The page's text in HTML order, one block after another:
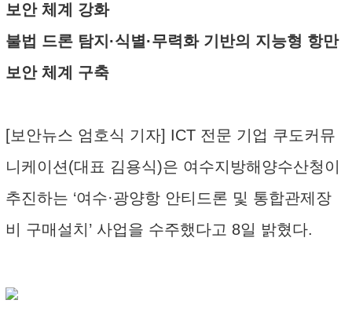
보안 체계 강화
불법 드론 탐지·식별·무력화 기반의 지능형 항만
보안 체계 구축
[보안뉴스 엄호식 기자] ICT 전문 기업 쿠도커뮤
니케이션(대표 김용식)은 여수지방해양수산청이
추진하는 ‘여수·광양항 안티드론 및 통합관제장
비 구매설치’ 사업을 수주했다고 8일 밝혔다.